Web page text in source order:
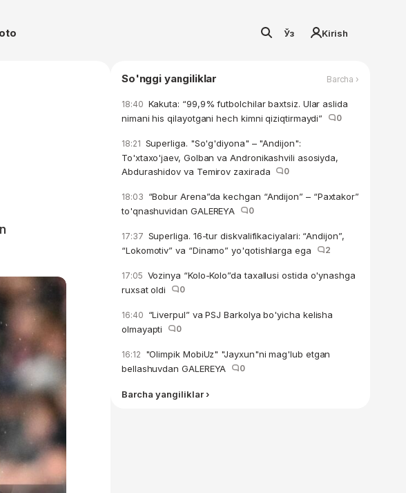
Ўз Kirish
So'nggi yangiliklar Barcha ›
18:40 Kakuta: “99,9% futbolchilar baxtsiz. Ular aslida
nimani his qilayotgani hech kimni qiziqtirmaydi”
0
18:21 Superliga. "So'g'diyona" – "Andijon":
To'xtaxo'jaev, Golban va Andronikashvili asosiyda,
Abdurashidov va Temirov zaxirada
0
18:03 “Bobur Arena”da kechgan “Andijon” – “Paxtakor”
to'qnashuvidan GALEREYA
0
17:37 Superliga. 16-tur diskvalifikaciyalari: “Andijon”,
“Lokomotiv” va “Dinamo” yo'qotishlarga ega
2
17:05 Vozinya “Kolo-Kolo”da taxallusi ostida o'ynashga
ruxsat oldi
0
16:40 “Liverpul” va PSJ Barkolya bo'yicha kelisha
olmayapti
0
16:12 "Olimpik MobiUz" "Jayxun"ni mag'lub etgan
bellashuvdan GALEREYA
0
Barcha yangiliklar ›